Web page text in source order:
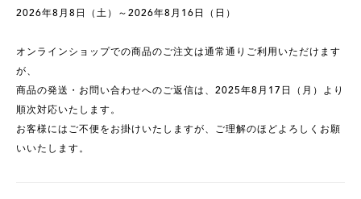
2026年8月8日（土）～2026年8月16日（日）
オンラインショップでの商品のご注文は通常通りご利用いただけます
が、
商品の発送・お問い合わせへのご返信は、2025年8月17日（月）より
順次対応いたします。
お客様にはご不便をお掛けいたしますが、ご理解のほどよろしくお願
いいたします。